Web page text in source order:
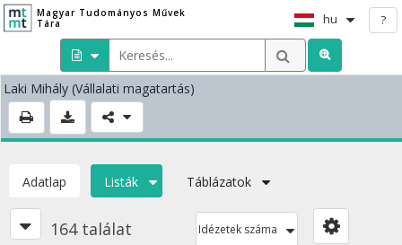
Magyar Tudományos Művek
Tára
hu ?
Laki Mihály (Vállalati magatartás)
Adatlap Listák Táblázatok
164 találat Idézetek száma